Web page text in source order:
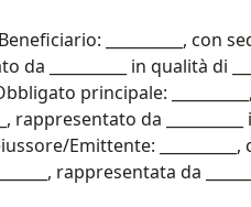
__________, con
da __________ in qualità di
principale:
rappresentato da
Emittente:
rappresentata da